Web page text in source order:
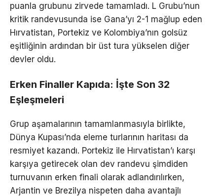
puanla grubunu zirvede tamamladı. L Grubu’nun
kritik randevusunda ise Gana’yı 2-1 mağlup eden
Hırvatistan, Portekiz ve Kolombiya’nın golsüz
eşitliğinin ardından bir üst tura yükselen diğer
devler oldu.
Erken Finaller Kapıda: İşte Son 32
Eşleşmeleri
Grup aşamalarının tamamlanmasıyla birlikte,
Dünya Kupası’nda eleme turlarının haritası da
resmiyet kazandı. Portekiz ile Hırvatistan’ı karşı
karşıya getirecek olan dev randevu şimdiden
turnuvanın erken finali olarak adlandırılırken,
Arjantin ve Brezilya nispeten daha avantajlı